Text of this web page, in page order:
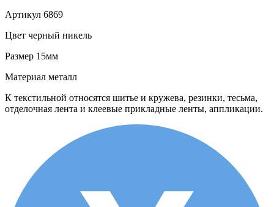
Артикул 6869
Цвет черный никель
Размер 15мм
Материал металл
К текстильной относятся шитье и кружева, резинки, тесьма,
отделочная лента и клеевые прикладные ленты, аппликации.